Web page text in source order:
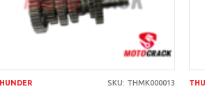
SKU: THMK000013